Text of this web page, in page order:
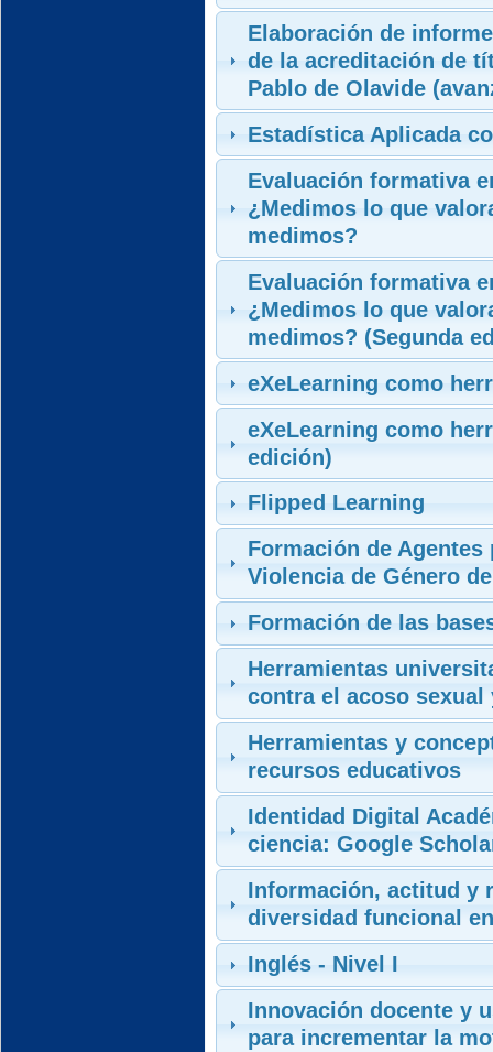
Elaboración de
de la acreditación de
Pablo de Olavide
Estadística Aplicada
Evaluación formativa
¿Medimos lo que
medimos?
Evaluación formativa
¿Medimos lo que
medimos? (Segunda
eXeLearning como
eXeLearning como
edición)
Flipped Learning
Formación de
Violencia de Género
Formación de las
Herramientas
contra el acoso sexual
Herramientas y
recursos educativos
Identidad Digital
ciencia: Google
Información, actitud y
diversidad funcional
Inglés - Nivel I
Innovación docente y
para incrementar la